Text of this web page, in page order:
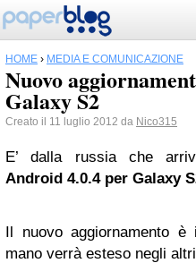
HOME › MEDIA E COMUNICAZIONE
Nuovo
Galaxy S2
Creato il 11 luglio 2012 da Nico315
E’ dalla russia che
Android 4.0.4 per Galaxy
Il nuovo aggiornamento
mano verrà esteso negli